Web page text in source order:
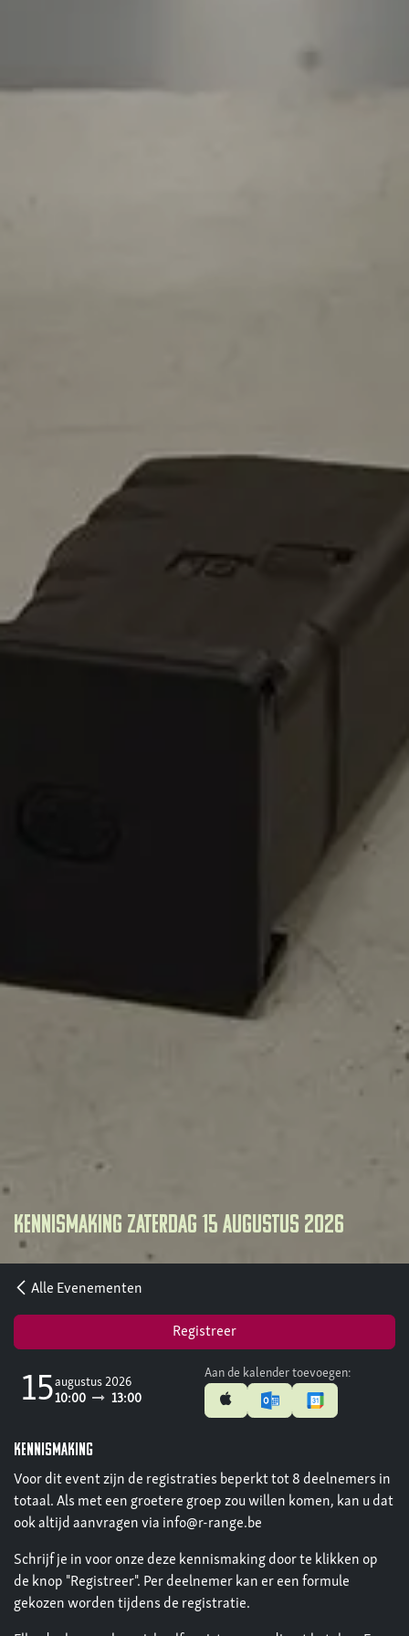
Kennismaking zaterdag 15 augustus 2026
Alle Evenementen
Registreer
15augustus 2026
10:00
13:00
Aan de kalender toevoegen:
kennismaking
Voor dit event zijn de registraties beperkt tot 8 deelnemers in
totaal. Als met een groetere groep zou willen komen, kan u dat
ook altijd aanvragen via info@r-range.be
Schrijf je in voor onze deze kennismaking door te klikken op
de knop "Registreer". Per deelnemer kan er een formule
gekozen worden tijdens de registratie.